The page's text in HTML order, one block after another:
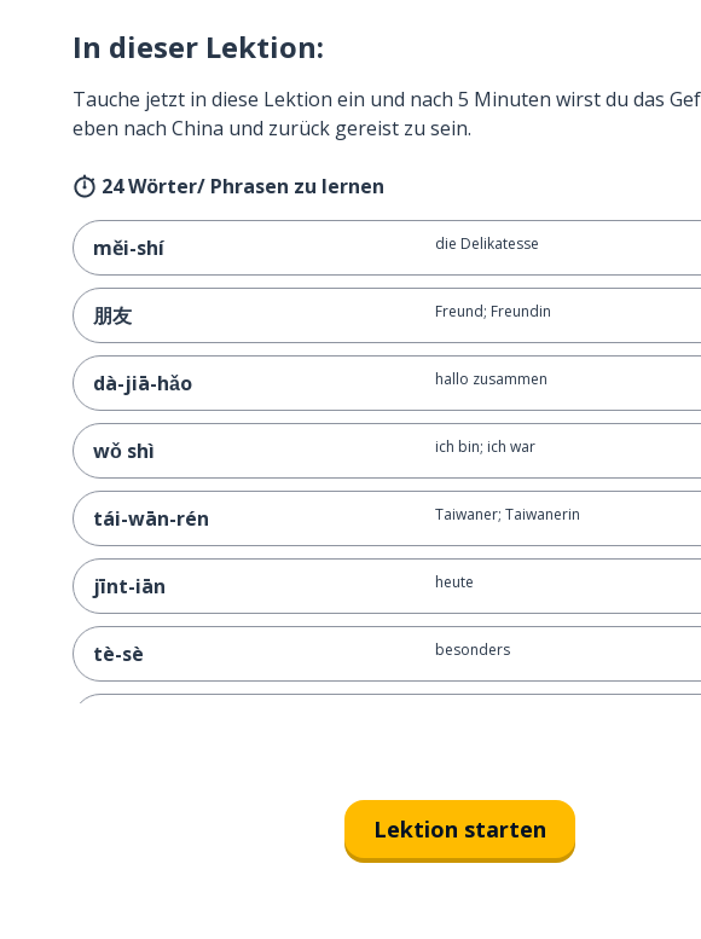
In dieser Lektion:
Tauche jetzt in diese Lektion ein und nach 5 Minuten wirst du das
eben nach China und zurück gereist zu sein.
24 Wörter/ Phrasen zu lernen
měi-shí die Delikatesse
朋友 Freund; Freundin
dà-jiā-hǎo hallo zusammen
wǒ shì ich bin; ich war
tái-wān-rén Taiwaner; Taiwanerin
jīnt-iān heute
tè-sè besonders
tatsächlich; in der Tat
Lektion starten